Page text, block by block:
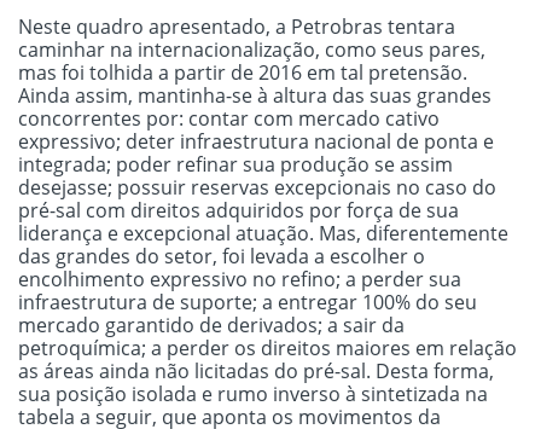
Neste quadro apresentado, a Petrobras tentara
caminhar na internacionalização, como seus pares,
mas foi tolhida a partir de 2016 em tal pretensão.
Ainda assim, mantinha-se à altura das suas grandes
concorrentes por: contar com mercado cativo
expressivo; deter infraestrutura nacional de ponta e
integrada; poder refinar sua produção se assim
desejasse; possuir reservas excepcionais no caso do
pré-sal com direitos adquiridos por força de sua
liderança e excepcional atuação. Mas, diferentemente
das grandes do setor, foi levada a escolher o
encolhimento expressivo no refino; a perder sua
infraestrutura de suporte; a entregar 100% do seu
mercado garantido de derivados; a sair da
petroquímica; a perder os direitos maiores em relação
as áreas ainda não licitadas do pré-sal. Desta forma,
sua posição isolada e rumo inverso à sintetizada na
tabela a seguir, que aponta os movimentos da